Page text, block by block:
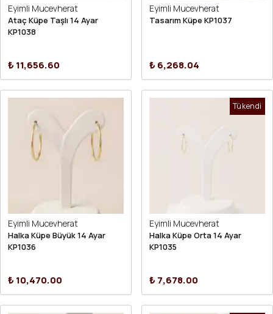
Eyimli Mucevherat
Ataç Küpe Taşlı 14 Ayar
KP1038
₺ 11,656.60
Eyimli Mucevherat
Tasarım Küpe KP1037
₺ 6,268.04
Eyimli Mucevherat
Halka Küpe Büyük 14 Ayar
KP1036
₺ 10,470.00
Tükendi
Eyimli Mucevherat
Halka Küpe Orta 14 Ayar
KP1035
₺ 7,678.00